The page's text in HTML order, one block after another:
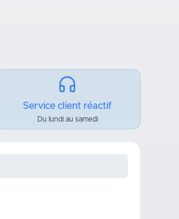
Service client réactif
Du lundi au samedi